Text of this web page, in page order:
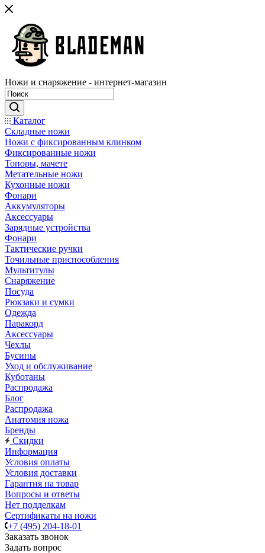
Ножи и снаряжение - интернет-магазин
Каталог
Складные ножи
Ножи с фиксированным клинком
Фиксированные ножи
Топоры, мачете
Метательные ножи
Кухонные ножи
Фонари
Аккумуляторы
Аксессуары
Зарядные устройства
Фонари
Тактические ручки
Точильные приспособления
Мультитулы
Снаряжение
Посуда
Рюкзаки и сумки
Одежда
Паракорд
Аксессуары
Чехлы
Бусины
Уход и обслуживание
Куботаны
Распродажа
Блог
Распродажа
Анатомия ножа
Бренды
Скидки
Информация
Условия оплаты
Условия доставки
Гарантия на товар
Вопросы и ответы
Нет подделкам
Сертификаты на ножи
+7 (495) 204-18-01
Заказать звонок
Задать вопрос